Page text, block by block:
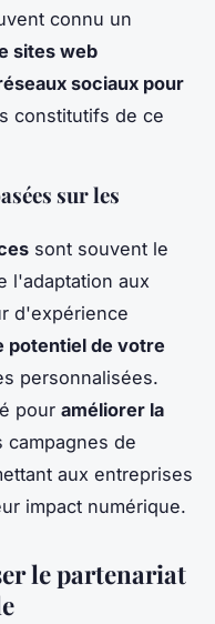
connu un
sites web
sociaux pour
constitutifs de ce
sur les
sont souvent le
l'adaptation aux
d'expérience
potentiel de votre
personnalisées.
pour améliorer la
campagnes de
aux entreprises
impact numérique.
le partenariat